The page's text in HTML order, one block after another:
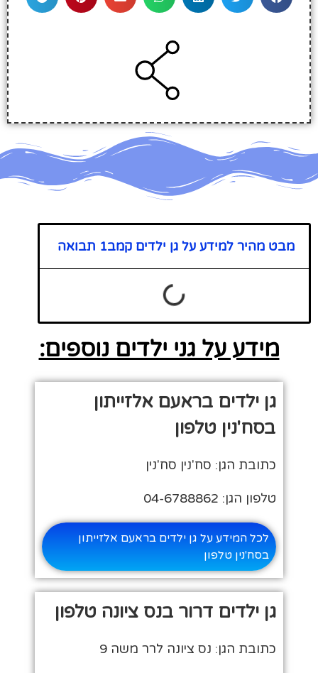
מבט מהיר למידע על גן ילדים קמב1 תבואה
מידע על גני ילדים נוספים:
גן ילדים בראעם אלזייתון
בסח'נין טלפון
כתובת הגן: סח'נין סח'נין
טלפון הגן: 04-6788862
לכל המידע על גן ילדים בראעם אלזייתון
בסח'נין טלפון
גן ילדים דרור בנס ציונה טלפון
כתובת הגן: נס ציונה לרר משה 9